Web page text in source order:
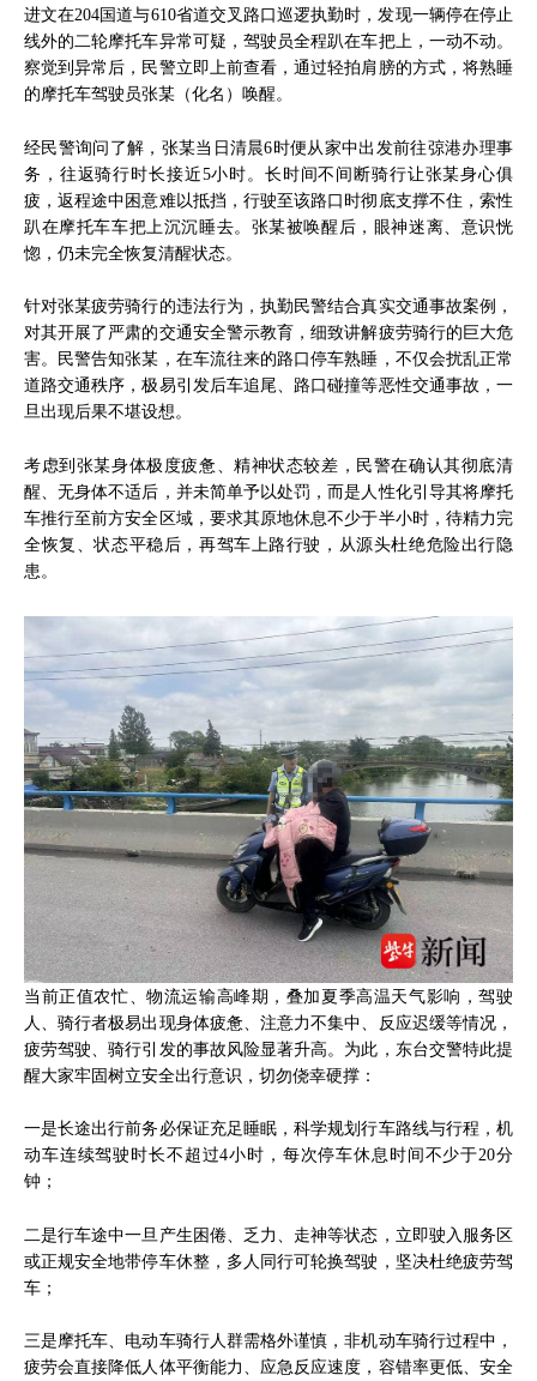
进文在204国道与610省道交叉路口巡逻执勤时，发现一辆停在停止
线外的二轮摩托车异常可疑，驾驶员全程趴在车把上，一动不动。
察觉到异常后，民警立即上前查看，通过轻拍肩膀的方式，将熟睡
的摩托车驾驶员张某（化名）唤醒。
经民警询问了解，张某当日清晨6时便从家中出发前往弶港办理事
务，往返骑行时长接近5小时。长时间不间断骑行让张某身心俱
疲，返程途中困意难以抵挡，行驶至该路口时彻底支撑不住，索性
趴在摩托车车把上沉沉睡去。张某被唤醒后，眼神迷离、意识恍
惚，仍未完全恢复清醒状态。
针对张某疲劳骑行的违法行为，执勤民警结合真实交通事故案例，
对其开展了严肃的交通安全警示教育，细致讲解疲劳骑行的巨大危
害。民警告知张某，在车流往来的路口停车熟睡，不仅会扰乱正常
道路交通秩序，极易引发后车追尾、路口碰撞等恶性交通事故，一
旦出现后果不堪设想。
考虑到张某身体极度疲惫、精神状态较差，民警在确认其彻底清
醒、无身体不适后，并未简单予以处罚，而是人性化引导其将摩托
车推行至前方安全区域，要求其原地休息不少于半小时，待精力完
全恢复、状态平稳后，再驾车上路行驶，从源头杜绝危险出行隐
患。
当前正值农忙、物流运输高峰期，叠加夏季高温天气影响，驾驶
人、骑行者极易出现身体疲惫、注意力不集中、反应迟缓等情况，
疲劳驾驶、骑行引发的事故风险显著升高。为此，东台交警特此提
醒大家牢固树立安全出行意识，切勿侥幸硬撑：
一是长途出行前务必保证充足睡眠，科学规划行车路线与行程，机
动车连续驾驶时长不超过4小时，每次停车休息时间不少于20分
钟；
二是行车途中一旦产生困倦、乏力、走神等状态，立即驶入服务区
或正规安全地带停车休整，多人同行可轮换驾驶，坚决杜绝疲劳驾
车；
三是摩托车、电动车骑行人群需格外谨慎，非机动车骑行过程中，
疲劳会直接降低人体平衡能力、应急反应速度，容错率更低、安全